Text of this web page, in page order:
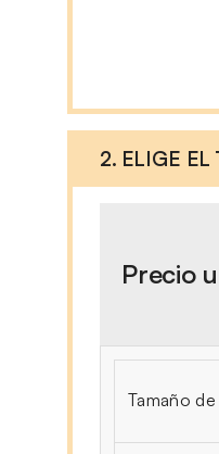
2. ELIGE EL
Precio
Tamaño